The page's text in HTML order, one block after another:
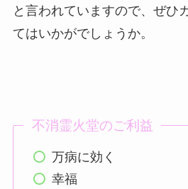
と言われていますので、ぜひ
てはいかがでしょうか。
不消霊火堂のご利益
万病に効く
幸福